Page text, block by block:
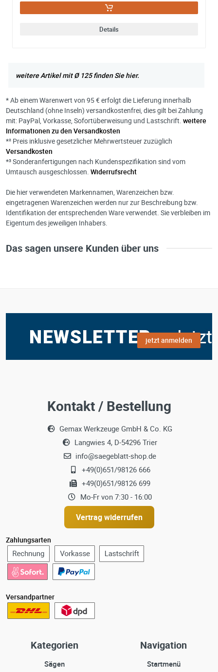
Details
weitere Artikel mit Ø 125 finden Sie hier.
* Ab einem Warenwert von 95 € erfolgt die Lieferung innerhalb
Deutschland (ohne Inseln) versandkostenfrei, dies gilt bei Zahlung
mit: PayPal, Vorkasse, Sofortüberweisung und Lastschrift. weitere
Informationen zu den Versandkosten
*² Preis inklusive gesetzlicher Mehrwertsteuer zuzüglich
Versandkosten
*³ Sonderanfertigungen nach Kundenspezifikation sind vom
Umtausch ausgeschlossen. Widerrufsrecht
Die hier verwendeten Markennamen, Warenzeichen bzw.
eingetragenen Warenzeichen werden nur zur Beschreibung bzw.
Identifikation der entsprechenden Ware verwendet. Sie verbleiben im
Eigentum des jeweiligen Inhabers.
Das sagen unsere Kunden über uns
jetzt anmelden
Kontakt / Bestellung
Gemax Werkzeuge GmbH & Co. KG
Langwies 4, D-54296 Trier
info@saegeblatt-shop.de
+49(0)651/98126 666
+49(0)651/98126 699
Mo-Fr von 7:30 - 16:00
Vertrag widerrufen
Zahlungsarten
Versandpartner
Kategorien
Sägen
Navigation
Startmenü